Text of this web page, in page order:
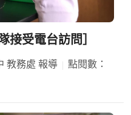
接受電台訪問］
教務處 報導
點閱數：